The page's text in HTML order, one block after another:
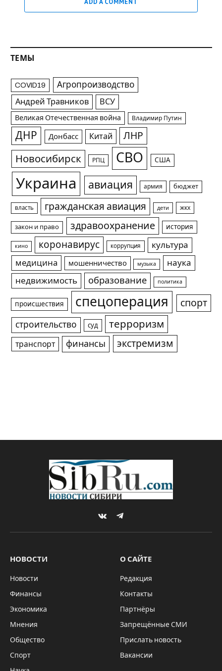
ADD A COMMENT
ТЕМЫ
COVID19 Агропроизводство
Андрей Травников ВСУ
Великая Отечественная война Владимир Путин
ДНР Донбасс Китай ЛНР
Новосибирск РПЦ СВО США
Украина авиация армия бюджет
власть гражданская авиация дети жкх
закон и право здравоохранение история
кино коронавирус коррупция
культура
медицина
мошенничество музыка
наука
недвижимость
образование политика
происшествия спецоперация спорт
строительство суд терроризм
транспорт финансы экстремизм
VKontakteTelegram
НОВОСТИ
Новости
Финансы
Экономика
Мнения
Общество
Спорт
О САЙТЕ
Редакция
Контакты
Партнёры
Запрещённые СМИ
Прислать новость
Вакансии